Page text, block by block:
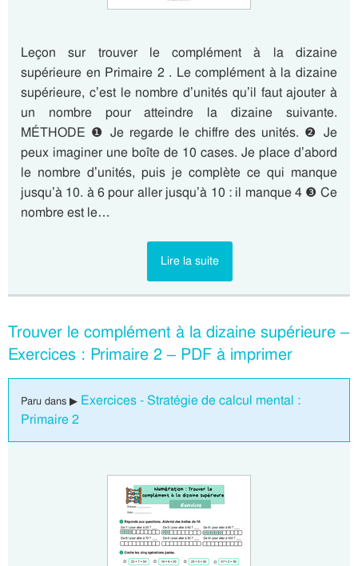
Leçon sur trouver le complément à la dizaine
supérieure en Primaire 2 . Le complément à la dizaine
supérieure, c’est le nombre d’unités qu’il faut ajouter à
un nombre pour atteindre la dizaine suivante.
MÉTHODE ❶ Je regarde le chiffre des unités. ❷ Je
peux imaginer une boîte de 10 cases. Je place d’abord
le nombre d’unités, puis je complète ce qui manque
jusqu’à 10. à 6 pour aller jusqu’à 10 : il manque 4 ❸ Ce
nombre est le…
Lire la suite
Trouver le complément à la dizaine supérieure –
Exercices : Primaire 2 – PDF à imprimer
Paru dans ▶ Exercices - Stratégie de calcul mental :
Primaire 2